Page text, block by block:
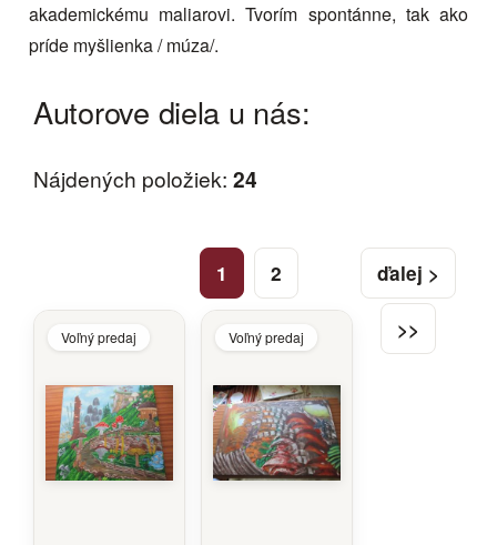
akademickému maliarovi. Tvorím spontánne, tak ako
príde myšlienka / múza/.
Autorove diela u nás:
Nájdených položiek: 24
ďalej >
>>
1 2
Voľný predaj Voľný predaj